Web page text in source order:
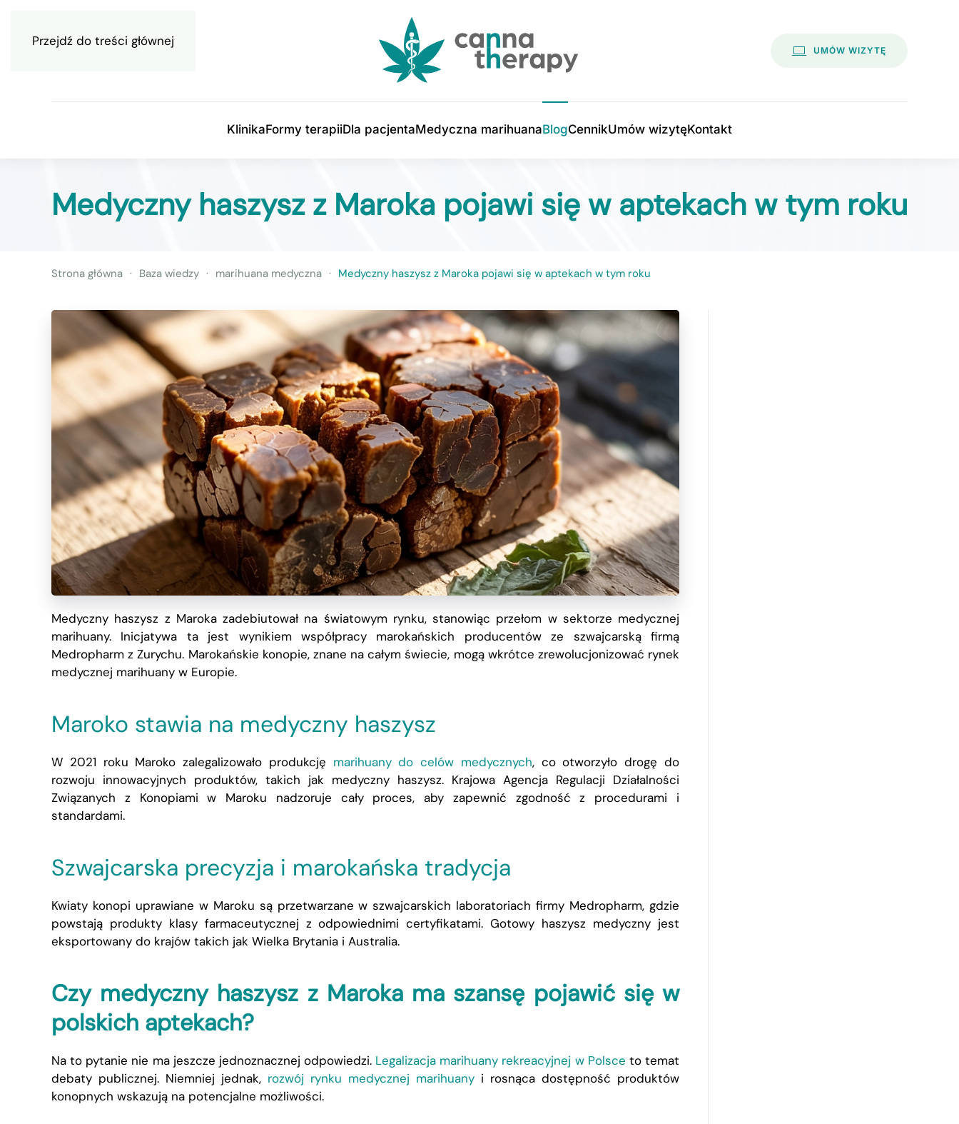
Przejdź do treści głównej
721-156-037 UMÓW WIZYTĘ
KlinikaFormy terapiiDla pacjentaMedyczna marihuanaBlogCennikUmów wizytęKontakt
Medyczny haszysz z Maroka pojawi się w aptekach w tym roku
Strona główna Baza wiedzy marihuana medyczna Medyczny haszysz z Maroka pojawi się w aptekach w tym roku
Medyczny haszysz z Maroka zadebiutował na światowym rynku, stanowiąc przełom w sektorze medycznej
marihuany. Inicjatywa ta jest wynikiem współpracy marokańskich producentów ze szwajcarską firmą
Medropharm z Zurychu. Marokańskie konopie, znane na całym świecie, mogą wkrótce zrewolucjonizować rynek
medycznej marihuany w Europie.
Maroko stawia na medyczny haszysz
W 2021 roku Maroko zalegalizowało produkcję marihuany do celów medycznych, co otworzyło drogę do
rozwoju innowacyjnych produktów, takich jak medyczny haszysz. Krajowa Agencja Regulacji Działalności
Związanych z Konopiami w Maroku nadzoruje cały proces, aby zapewnić zgodność z procedurami i
standardami.
Szwajcarska precyzja i marokańska tradycja
Kwiaty konopi uprawiane w Maroku są przetwarzane w szwajcarskich laboratoriach firmy Medropharm, gdzie
powstają produkty klasy farmaceutycznej z odpowiednimi certyfikatami. Gotowy haszysz medyczny jest
eksportowany do krajów takich jak Wielka Brytania i Australia.
Czy medyczny haszysz z Maroka ma szansę pojawić się w
polskich aptekach?
Na to pytanie nie ma jeszcze jednoznacznej odpowiedzi. Legalizacja marihuany rekreacyjnej w Polsce to temat
debaty publicznej. Niemniej jednak, rozwój rynku medycznej marihuany i rosnąca dostępność produktów
konopnych wskazują na potencjalne możliwości.